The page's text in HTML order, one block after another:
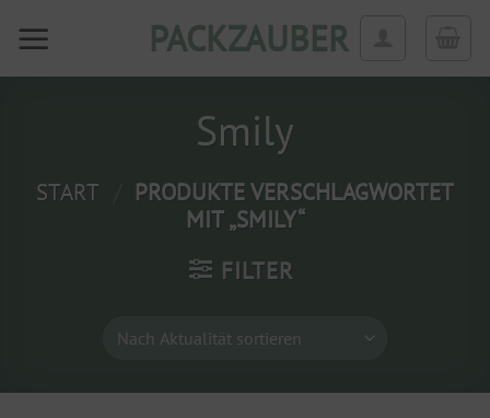
Inhalt
PACKZAUBER
Smily
START
PRODUKTE VERSCHLAGWORTET
MIT „SMILY“
FILTER